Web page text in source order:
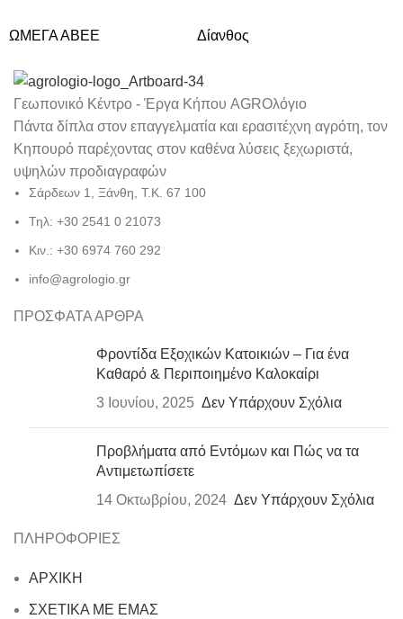
ΩΜΕΓΑ ΑΒΕΕ Δίανθος
Γεωπονικό Κέντρο - Έργα Κήπου AGROλόγιο
Πάντα δίπλα στον επαγγελματία και ερασιτέχνη αγρότη, τον
Κηπουρό παρέχοντας στον καθένα λύσεις ξεχωριστά,
υψηλών προδιαγραφών
Σάρδεων 1, Ξάνθη, Τ.Κ. 67 100
Τηλ: +30 2541 0 21073
Κιν.: +30 6974 760 292
info@agrologio.gr
ΠΡΟΣΦΑΤΑ ΑΡΘΡΑ
Φροντίδα Εξοχικών Κατοικιών – Για ένα
Καθαρό & Περιποιημένο Καλοκαίρι
3 Ιουνίου, 2025 Δεν Υπάρχουν Σχόλια
Προβλήματα από Εντόμων και Πώς να τα
Αντιμετωπίσετε
14 Οκτωβρίου, 2024 Δεν Υπάρχουν Σχόλια
ΠΛΗΡΟΦΟΡΙΕΣ
ΑΡΧΙΚΗ
ΣΧΕΤΙΚΑ ΜΕ ΕΜΑΣ